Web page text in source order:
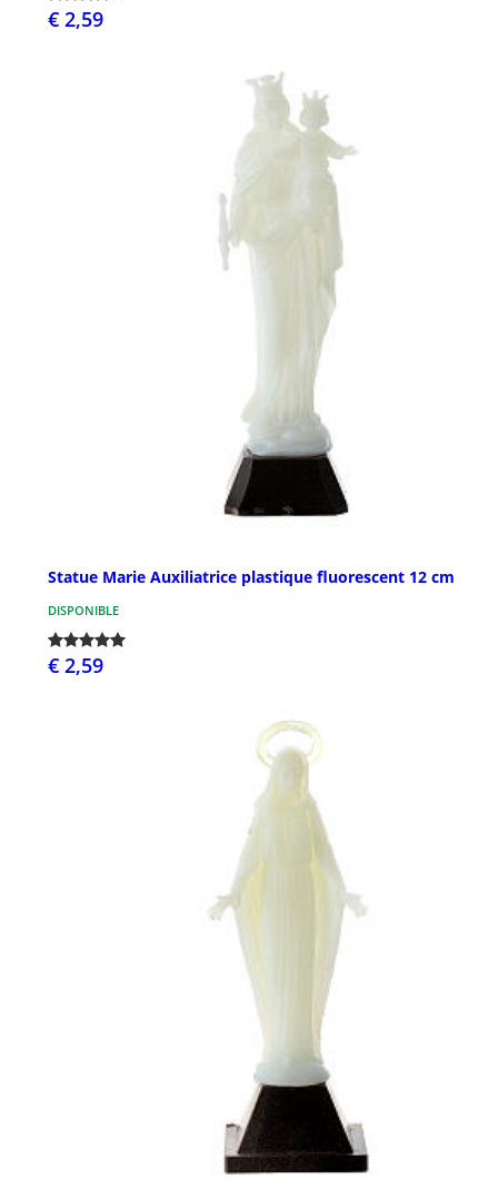
€ 2,59
Statue Marie Auxiliatrice plastique fluorescent 12 cm
DISPONIBLE
€ 2,59